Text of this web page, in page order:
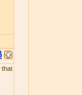
that